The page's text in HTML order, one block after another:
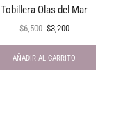
Tobillera Olas del Mar
$6,500 $3,200
AÑADIR AL CARRITO